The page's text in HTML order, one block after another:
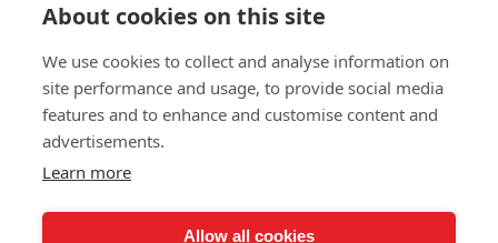
Schlieren zurück, und das Ergebnis ist
alles andere als zufriedenstellend. Doch
mit der richtigen Technik und den
passenden Hilfsmitteln lässt sich die
auch perfektionieren. In diesem Beitrag
erfährst du, wie du Fenster schnell
About cookies on this site
We use cookies to collect and analyse information on
site performance and usage, to provide social media
features and to enhance and customise content and
advertisements.
Learn more
Allow all cookies